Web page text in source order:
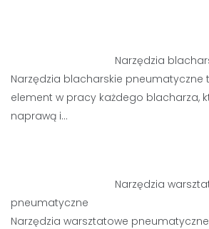
Narzędzia
Narzędzia blacharskie pneumatyczne
element w pracy każdego blacharza,
naprawą i…
Narzędzia
pneumatyczne
Narzędzia warsztatowe